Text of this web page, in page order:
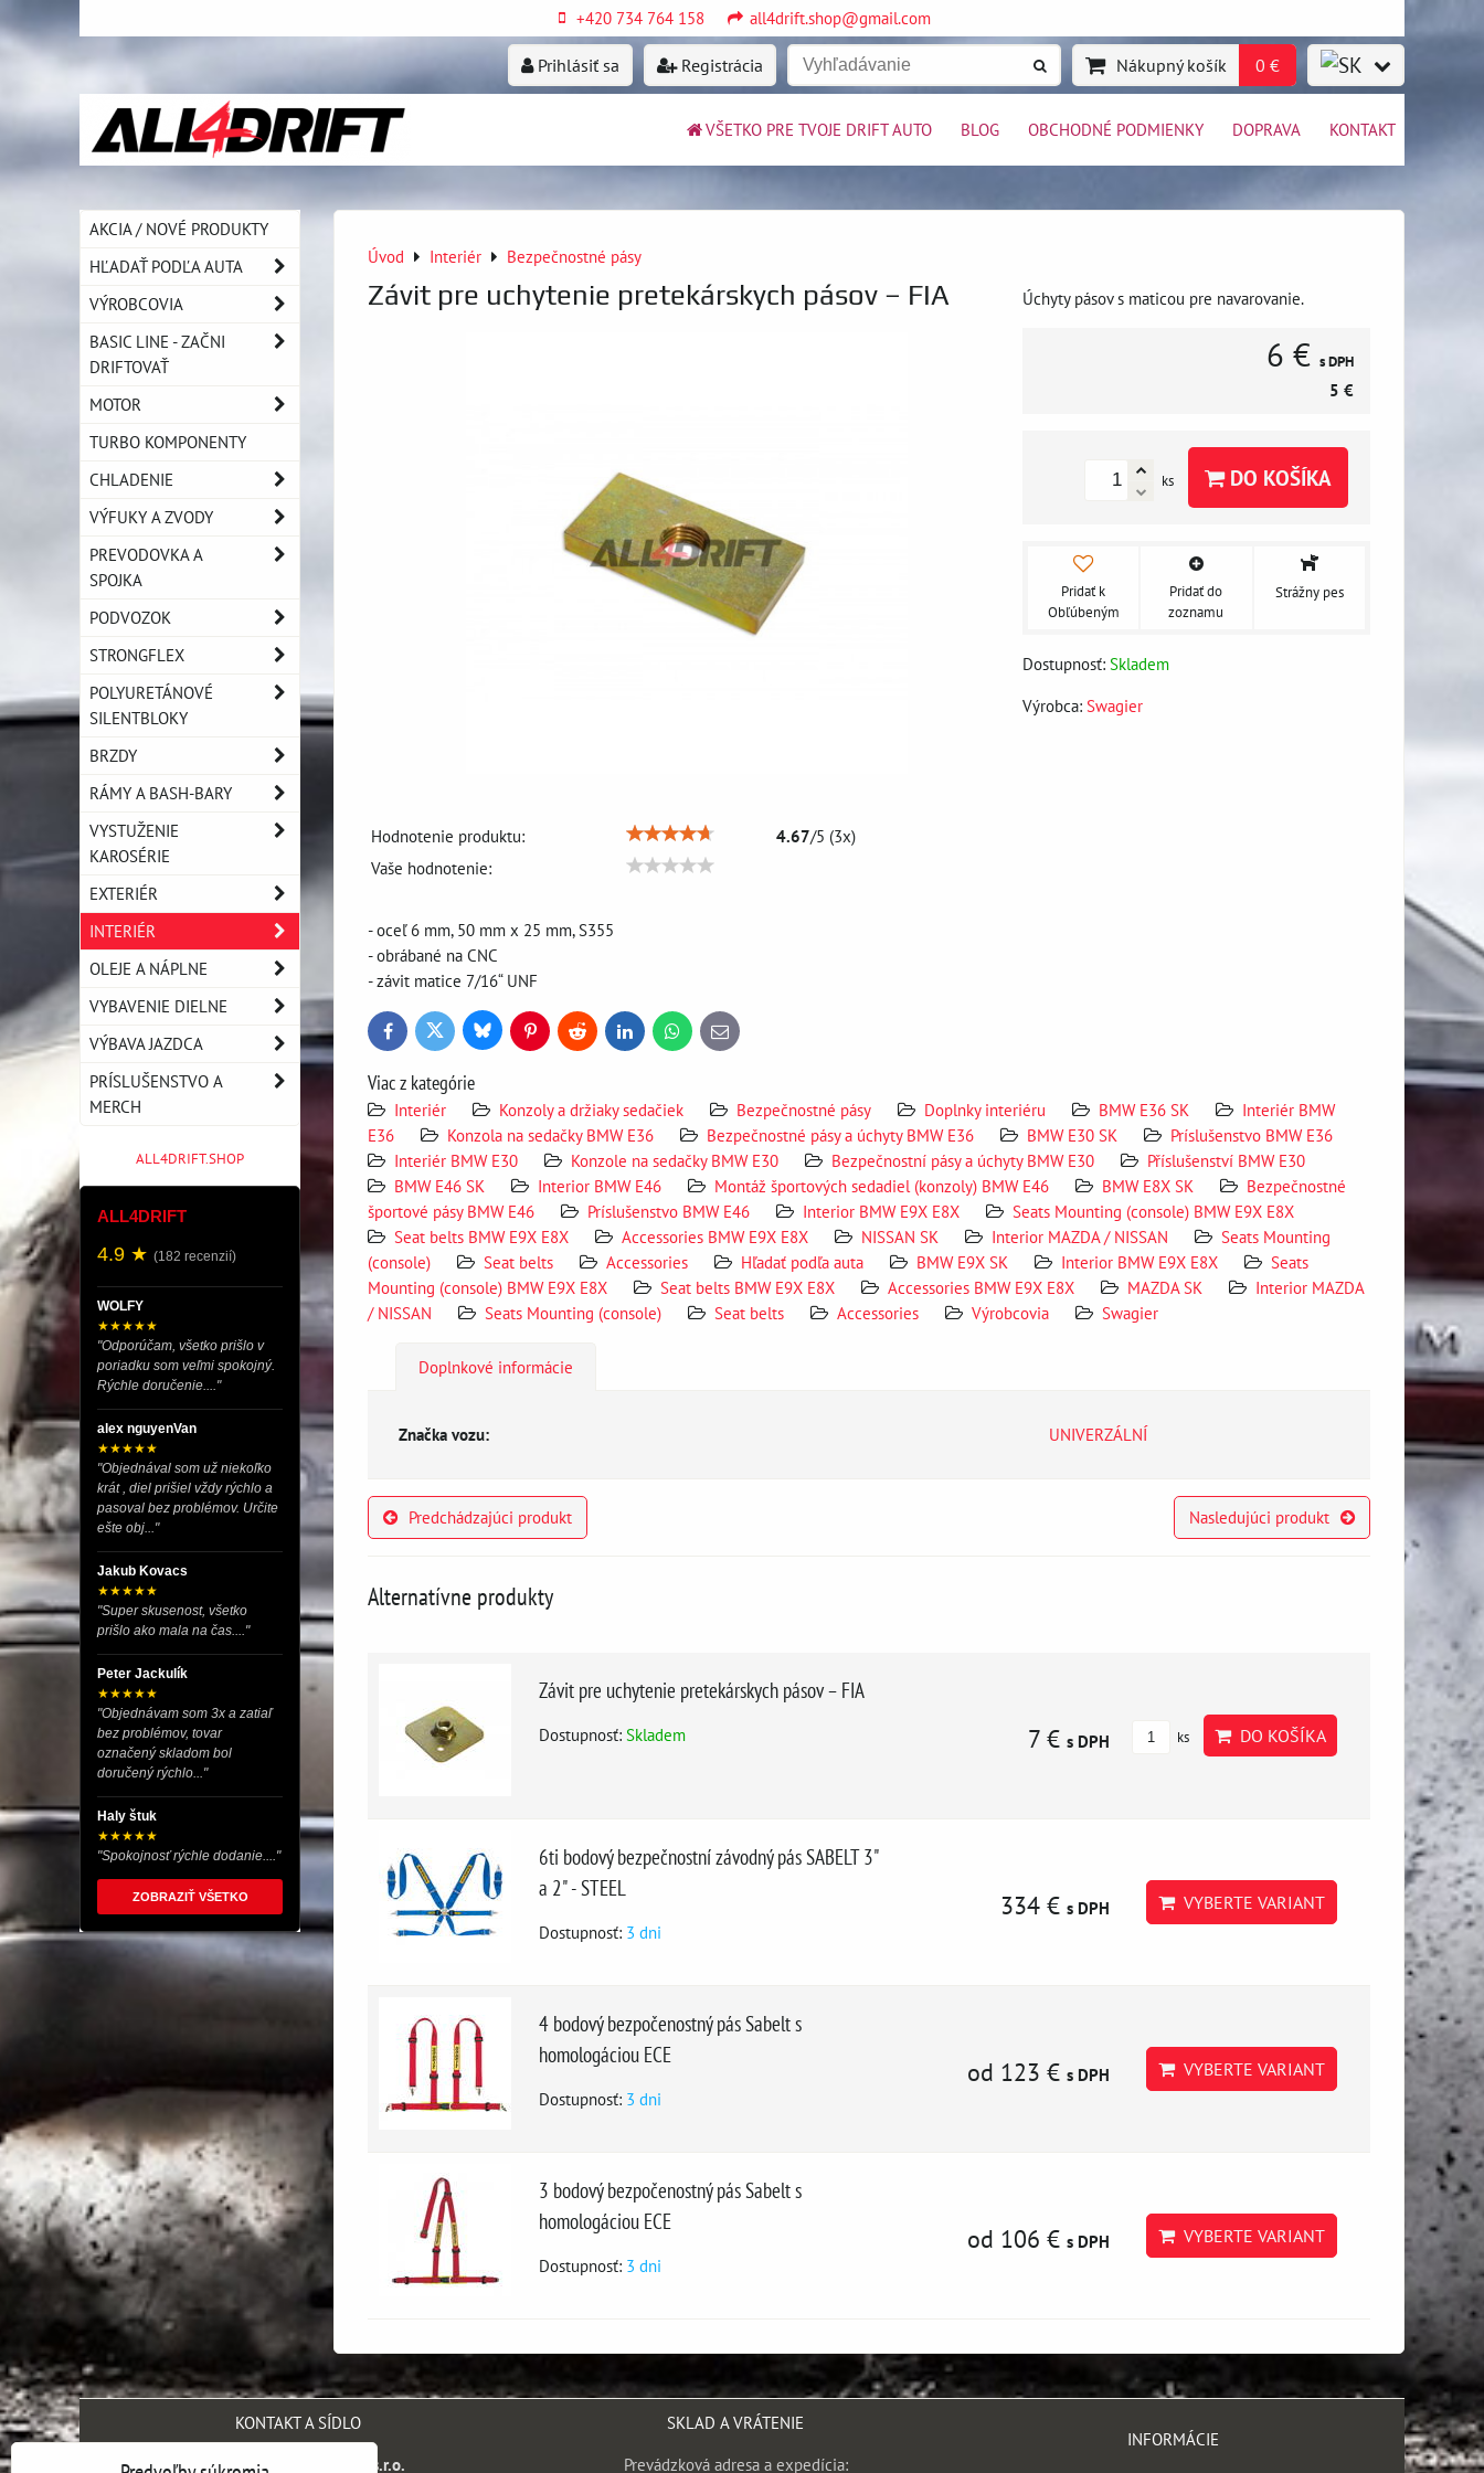
+420 734 764 158 all4drift.shop@gmail.com
Prihlásiť sa Registrácia Nákupný košík 0 €
VŠETKO PRE TVOJE DRIFT AUTO BLOG OBCHODNÉ PODMIENKY DOPRAVA KONTAKT
Úvod Interiér Bezpečnostné pásy
Závit pre uchytenie pretekárskych pásov – FIA
Hodnotenie produktu: 4.67/5 (3x)
Vaše hodnotenie:
Úchyty pásov s maticou pre navarovanie.
6 € s DPH
5 €
ks DO KOŠÍKA
Pridať k
Obľúbeným
Pridať do
zoznamu
Strážny pes
Dostupnosť: Skladem
Výrobca: Swagier
- oceľ 6 mm, 50 mm x 25 mm, S355
- obrábané na CNC
- závit matice 7/16“ UNF
FacebookTwitter BlueskyPinterestReddit LinkedInWhatsApp
E-
mail
Viac z kategórie
Interiér Konzoly a držiaky sedačiek Bezpečnostné pásy Doplnky interiéru BMW E36 SK
Interiér BMW
E36
Konzola na sedačky BMW E36 Bezpečnostné pásy a úchyty BMW E36 BMW E30 SK
Príslušenstvo BMW E36
Interiér BMW E30
Konzole na sedačky BMW E30 Bezpečnostní pásy a úchyty BMW E30
Příslušenství BMW E30
BMW E46 SK
Interior BMW E46 Montáž športových sedadiel (konzoly) BMW E46 BMW E8X SK
Bezpečnostné
športové pásy BMW E46
Príslušenstvo BMW E46 Interior BMW E9X E8X
Seats Mounting (console) BMW E9X E8X
Seat belts BMW E9X E8X
Accessories BMW E9X E8X NISSAN SK Interior MAZDA / NISSAN
Seats Mounting
(console)
Seat belts Accessories Hľadať podľa auta BMW E9X SK Interior BMW E9X E8X
Seats
Mounting (console) BMW E9X E8X
Seat belts BMW E9X E8X Accessories BMW E9X E8X MAZDA SK
Interior MAZDA
/ NISSAN
Seats Mounting (console) Seat belts Accessories Výrobcovia Swagier
Doplnkové informácie
Značka vozu: UNIVERZÁLNÍ
Predchádzajúci produkt Nasledujúci produkt
Alternatívne produkty
Závit pre uchytenie pretekárskych pásov – FIA
Dostupnosť: Skladem 7 € s DPH ks DO KOŠÍKA
6ti bodový bezpečnostní závodný pás SABELT 3"
a 2" - STEEL
Dostupnosť: 3 dni
334 € s DPH VYBERTE VARIANT
4 bodový bezpočenostný pás Sabelt s
homologáciou ECE
Dostupnosť: 3 dni
od 123 € s DPH VYBERTE VARIANT
3 bodový bezpočenostný pás Sabelt s
homologáciou ECE
Dostupnosť: 3 dni
od 106 € s DPH VYBERTE VARIANT
AKCIA / NOVÉ PRODUKTY
HĽADAŤ PODĽA AUTA
VÝROBCOVIA
BASIC LINE - ZAČNI
DRIFTOVAŤ
MOTOR
TURBO KOMPONENTY
CHLADENIE
VÝFUKY A ZVODY
PREVODOVKA A
SPOJKA
PODVOZOK
STRONGFLEX
POLYURETÁNOVÉ
SILENTBLOKY
BRZDY
RÁMY A BASH-BARY
VYSTUŽENIE
KAROSÉRIE
EXTERIÉR
INTERIÉR
OLEJE A NÁPLNE
VYBAVENIE DIELNE
VÝBAVA JAZDCA
PRÍSLUŠENSTVO A
MERCH
ALL4DRIFT.SHOP
ALL4DRIFT
4.9 ★ (182 recenzií)
WOLFY
★★★★★
"Odporúčam, všetko prišlo v
poriadku som veľmi spokojný.
Rýchle doručenie...."
alex nguyenVan
★★★★★
"Objednával som už niekoľko
krát , diel prišiel vždy rýchlo a
pasoval bez problémov. Určite
ešte obj..."
Jakub Kovacs
★★★★★
"Super skusenost, všetko
prišlo ako mala na čas...."
Peter Jackulík
★★★★★
"Objednávam som 3x a zatiaľ
bez problémov, tovar
označený skladom bol
doručený rýchlo..."
Haly štuk
★★★★★
"Spokojnosť rýchle dodanie...."
ZOBRAZIŤ VŠETKO
KONTAKT A SÍDLO
SH engineering company s.r.o.
SKLAD A VRÁTENIE
Prevádzková adresa a expedícia:
INFORMÁCIE